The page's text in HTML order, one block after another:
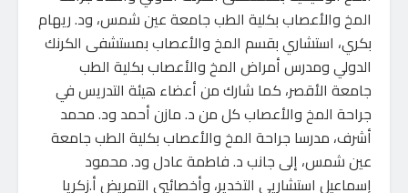
المخ والأعصاب بكلية الطب جامعة عين شمس، ود. ريهام
بكري، استشاري بقسم المخ والأعصاب بمستشفى الكرنك
الدولي ومدرس أمراض المخ والأعصاب بكلية الطب
جامعة الأقصر، كما شارك من أعضاء هيئة التدريس في
جراحة المخ والأعصاب كل من د. مازن أحمد ود. محمد
أشرف، مدرسا جراحة المخ والأعصاب بكلية الطب جامعة
عين شمس، إلى جانب د. فاطمة عادل ود. محمود
إسماعيل استشاريي التخدير، وأخصائيي التمريض أ.زكريا